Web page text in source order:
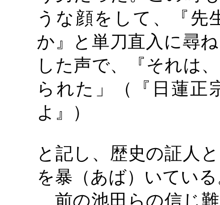
うな顔をして、『先
か』と単刀直入に尋
した声で、『それは
られた」（『日蓮正
よ』）
と記し、歴史の証人
を暴（あば）いてい
前の池田らの信じ